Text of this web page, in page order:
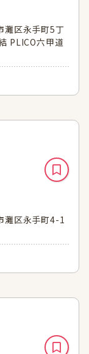
灘区永手町5丁
PLICO六甲道
灘区永手町4-1